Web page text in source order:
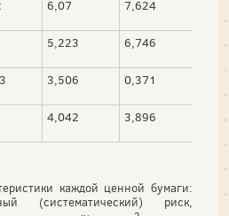
6,07 7,624
5,223 6,746 -
3,506 0,371
4,042 3,896
каждой ценной бумаги:
(систематический) риск,